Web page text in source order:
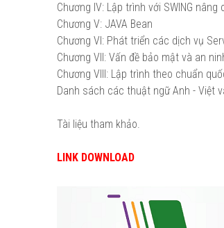
Chương IV: Lập trình với SWING nâng
Chương V: JAVA Bean
Chương VI: Phát triển các dịch vụ
Chương VII: Vấn đề bảo mật và an
Chương VIII: Lập trình theo chuẩn
Danh sách các thuật ngữ Anh - Việt
Tài liệu tham khảo.
LINK DOWNLOAD